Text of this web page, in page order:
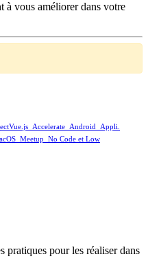
à vous améliorer dans votre
Vue.js _Accelerate _Android _Appli.
_Meetup _No Code et Low
pratiques pour les réaliser dans